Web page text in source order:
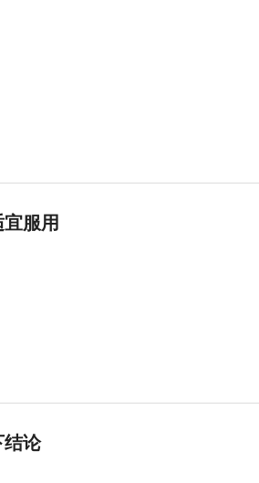
服用
结论